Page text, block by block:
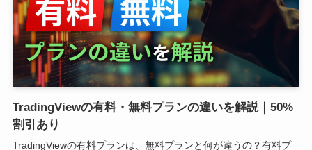
TradingViewの有料・無料プランの違いを解説｜50%
割引あり
TradingViewの有料プランは、無料プランと何が違うの？有料プ